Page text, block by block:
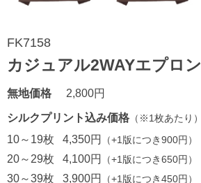
FK7158
カジュアル2WAYエプロン
無地価格 2,800円
シルクプリント込み価格 （※1枚あたり）
10～19枚
20～29枚
30～39枚
4,350円 （+1版につき900円）
4,100円 （+1版につき650円）
3,900円 （+1版につき450円）